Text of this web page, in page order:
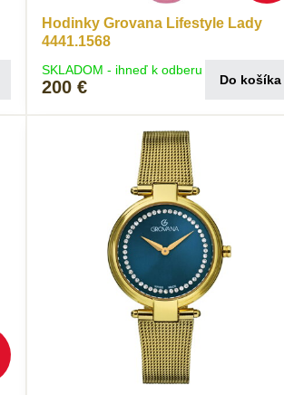
Hodinky Grovana Lifestyle Lady
4441.1568
SKLADOM - ihneď k odberu
200 € Do košíka